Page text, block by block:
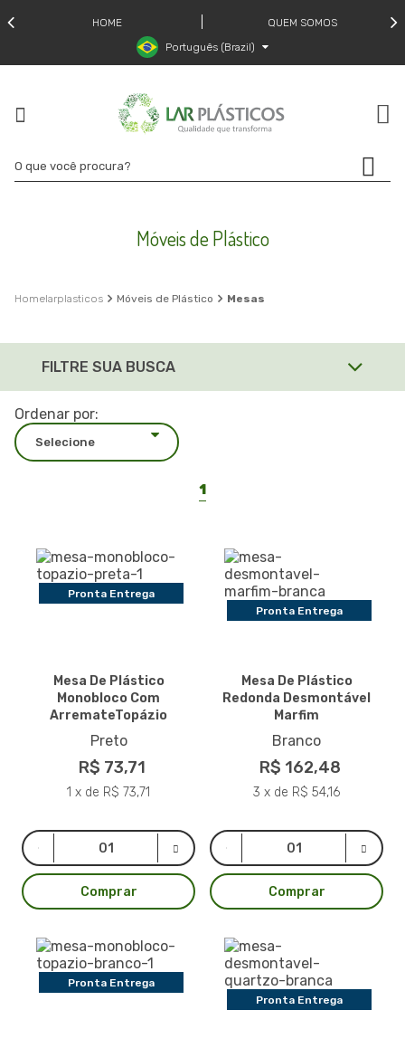
HOME
QUEM SOMOS
Português (Brazil)
Móveis de Plástico
larplasticos Móveis de Plástico Mesas
FILTRE SUA BUSCA
Ordenar por:
1
Pronta Entrega
Mesa De Plástico
Monobloco Com
ArremateTopázio
Preto
R$ 73,71
1 x de R$ 73,71
Comprar
Pronta Entrega
Mesa De Plástico
Redonda Desmontável
Marfim
Branco
R$ 162,48
3 x de R$ 54,16
Comprar
Pronta Entrega
Pronta Entrega